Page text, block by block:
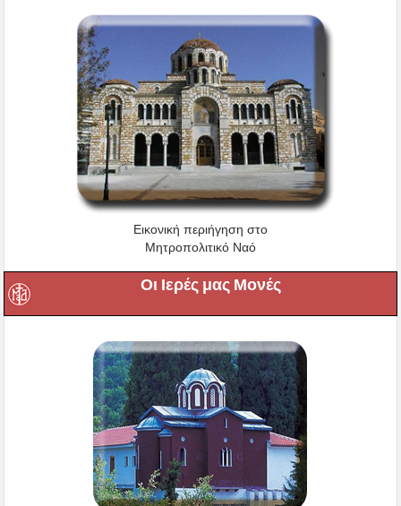
Εικονική περιήγηση στο
Μητροπολιτικό Ναό
Οι Ιερές μας Μονές